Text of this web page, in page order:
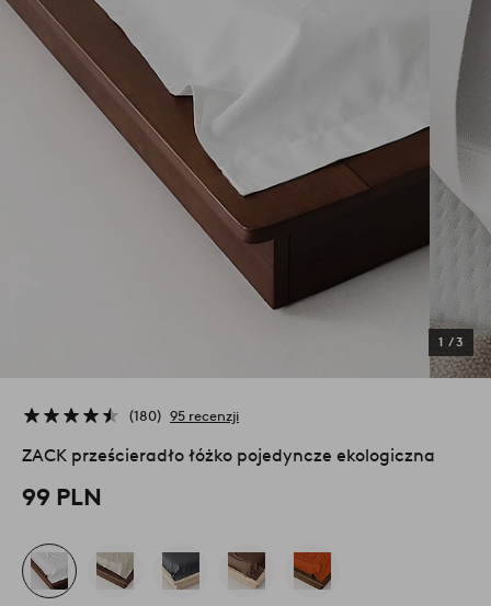
1 /3
180 95 recenzji
ZACK prześcieradło łóżko pojedyncze ekologiczna
99 PLN